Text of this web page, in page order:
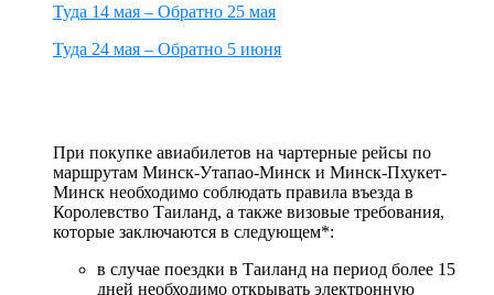
Туда 14 мая – Обратно 25 мая
Туда 24 мая – Обратно 5 июня
При покупке авиабилетов на чартерные рейсы по
маршрутам Минск-Утапао-Минск и Минск-Пхукет-
Минск необходимо соблюдать правила въезда в
Королевство Таиланд, а также визовые требования,
которые заключаются в следующем*:
в случае поездки в Таиланд на период более 15
дней необходимо открывать электронную